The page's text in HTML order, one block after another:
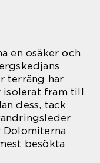
en osäker och
terräng har
fram till
dess, tack
besökta